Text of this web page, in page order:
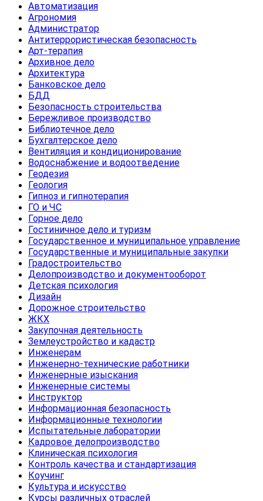
Автоматизация
Агрономия
Администратор
Антитеррористическая безопасность
Арт-терапия
Архивное дело
Архитектура
Банковское дело
БДД
Безопасность строительства
Бережливое производство
Библиотечное дело
Бухгалтерское дело
Вентиляция и кондиционирование
Водоснабжение и водоотведение
Геодезия
Геология
Гипноз и гипнотерапия
ГО и ЧС
Горное дело
Гостиничное дело и туризм
Государственное и муниципальное управление
Государственные и муниципальные закупки
Градостроительство
Делопроизводство и документооборот
Детская психология
Дизайн
Дорожное строительство
ЖКХ
Закупочная деятельность
Землеустройство и кадастр
Инженерам
Инженерно-технические работники
Инженерные изыскания
Инженерные системы
Инструктор
Информационная безопасность
Информационные технологии
Испытательные лаборатории
Кадровое делопроизводство
Клиническая психология
Контроль качества и стандартизация
Коучинг
Культура и искусство
Курсы различных отраслей